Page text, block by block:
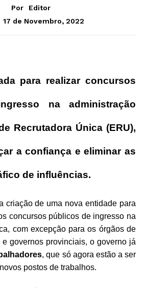
Por
Editor
17 de Novembro, 2022
para realizar concursos
na administração
Recrutadora Única (ERU),
a confiança e eliminar as
de influências.
criação de uma nova entidade para
concursos públicos de ingresso na
com excepção para os órgãos de
governos provinciais, o governo já
, que só agora estão a ser
postos de trabalhos.